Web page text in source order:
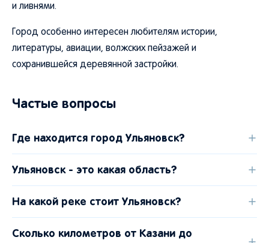
и ливнями.
Город особенно интересен любителям истории,
литературы, авиации, волжских пейзажей и
сохранившейся деревянной застройки.
Частые вопросы
Где находится город Ульяновск?
Ульяновск - это какая область?
На какой реке стоит Ульяновск?
Сколько километров от Казани до